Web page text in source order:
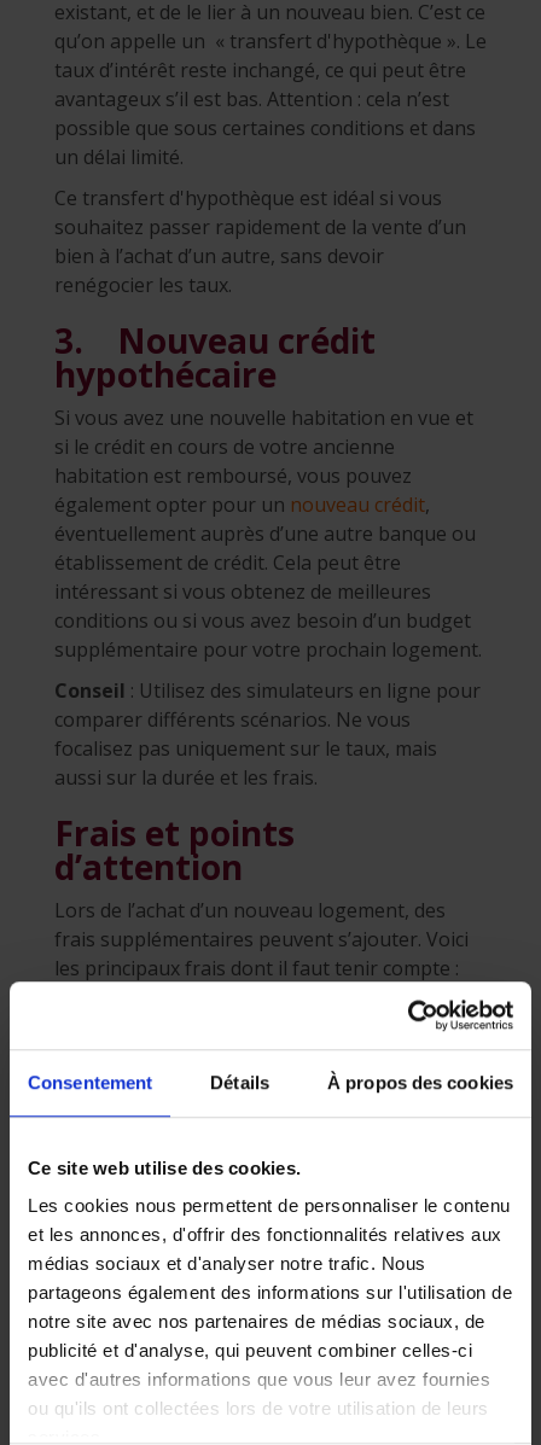
Consentement Détails À propos des cookies
Ce site web utilise des cookies.
Les cookies nous permettent de personnaliser le contenu
et les annonces, d'offrir des fonctionnalités relatives aux
médias sociaux et d'analyser notre trafic. Nous
partageons également des informations sur l'utilisation de
notre site avec nos partenaires de médias sociaux, de
publicité et d'analyse, qui peuvent combiner celles-ci
avec d'autres informations que vous leur avez fournies
ou qu'ils ont collectées lors de votre utilisation de leurs
existant, et de le lier à un nouveau bien. C’est ce
qu’on appelle un « transfert d'hypothèque ». Le
taux d’intérêt reste inchangé, ce qui peut être
avantageux s’il est bas. Attention : cela n’est
possible que sous certaines conditions et dans
un délai limité.
Ce transfert d'hypothèque est idéal si vous
souhaitez passer rapidement de la vente d’un
bien à l’achat d’un autre, sans devoir
renégocier les taux.
3. Nouveau crédit
hypothécaire
Si vous avez une nouvelle habitation en vue et
si le crédit en cours de votre ancienne
habitation est remboursé, vous pouvez
également opter pour un nouveau crédit,
éventuellement auprès d’une autre banque ou
établissement de crédit. Cela peut être
intéressant si vous obtenez de meilleures
conditions ou si vous avez besoin d’un budget
supplémentaire pour votre prochain logement.
Conseil : Utilisez des simulateurs en ligne pour
comparer différents scénarios. Ne vous
focalisez pas uniquement sur le taux, mais
aussi sur la durée et les frais.
Frais et points
d’attention
Lors de l’achat d’un nouveau logement, des
frais supplémentaires peuvent s’ajouter. Voici
les principaux frais dont il faut tenir compte :
En cas de remboursement anticipé, vous
payez souvent une pénalité (équivalant
généralement à trois mois d’intérêts).
Ce sont les frais liés à la radiation ou à la
modification de l’inscription
hypothécaire.
Frais de dossier
Les établissements de crédit facturent
des frais administratifs lors d’un
nouveau crédit hypothécaire ou d’un
transfert d'hypothèque.
Frais d’expertise